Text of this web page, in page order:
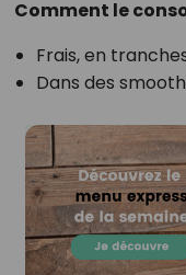
Comment le
Frais, en
Dans des